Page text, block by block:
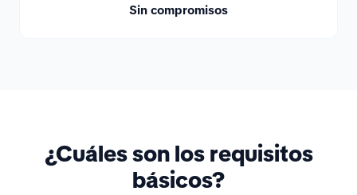
Sin compromisos
¿Cuáles son los requisitos
básicos?